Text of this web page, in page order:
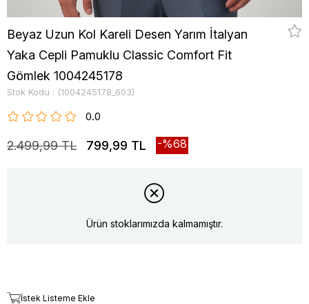
Beyaz Uzun Kol Kareli Desen Yarım İtalyan
Yaka Cepli Pamuklu Classic Comfort Fit
Gömlek 1004245178
Stok Kodu (1004245178_603)
0.0
2.499,99 TL 799,99 TL 68
Ürün stoklarımızda kalmamıştır.
İstek Listeme Ekle